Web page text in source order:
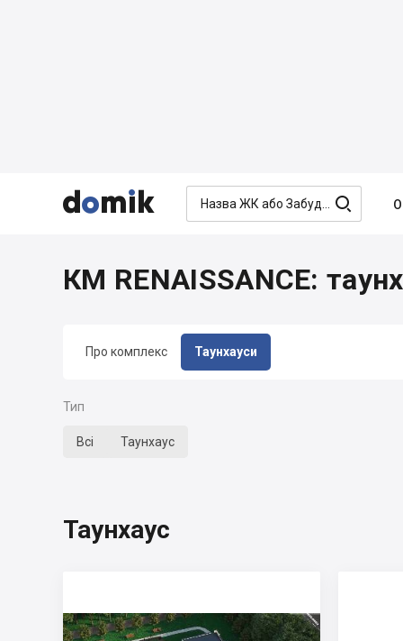


 
Про комплекс Таунхауси
КМ RENAISSANCE:
Тип
Всі Таунхаус
Таунхаус